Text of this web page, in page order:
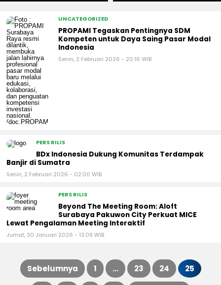
UNCATEGORIZED
PROPAMI Tegaskan Pentingnya SDM
Kompeten untuk Daya Saing Pasar Modal
Indonesia
Senin, 2 Februari 2026 - 20:16 WIB
PERS RILIS
BDx Indonesia Dukung Komunitas Terdampak
Banjir di Sumatra
Senin, 2 Februari 2026 - 02:00 WIB
PERS RILIS
Beyond The Meeting Room: Aloft
Surabaya Pakuwon City Perkuat MICE
Lewat Pengalaman Meeting Interaktif
Jumat, 30 Januari 2026 - 13:09 WIB
Paginasi
Sebelumnya 1 … 23 24 25